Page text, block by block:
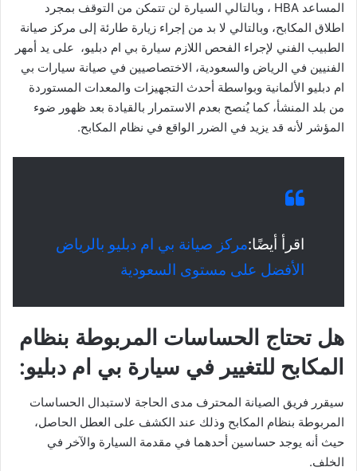
المساعد HBA ، وبالتالي السيارة لن تتمكن من التوقف بمجرد
اطلاق المكابح، وبالتالي لا بد من إجراء زيارة طارئة إلى مركز صيانة
الطبيب الفني لإجراء الفحص اللازم سيارة بي ام دبليو، على يد أمهر
الفنيين في الرياض والسعودية، الاختصاصيين في صيانة سيارات بي
ام دبليو الألمانية وبواسطة أحدث التجهيزات والمعدات المستوردة
من بلد المنشأ، كما يُنصح بعدم الاستمرار بالقيادة بعد ظهور ضوء
المؤشر لأنه قد يزيد في الضرر الواقع في نظام المكابح.
اقرأ أيضًا:مركز صيانة بي ام دبليو بالرياض
الأفضل على مستوى السعودية
هل تحتاج الحساسات المربوطة بنظام
المكابح للتغيير في سيارة بي ام دبليو:
سيقرر فريق الصيانة المحترف مدى الحاجة لاستبدال الحساسات
المربوطة بنظام المكابح وذلك عند الكشف على العطل الحاصل،
حيث أنه يوجد حساسين أحدهما في مقدمة السيارة والآخر في
الخلف.